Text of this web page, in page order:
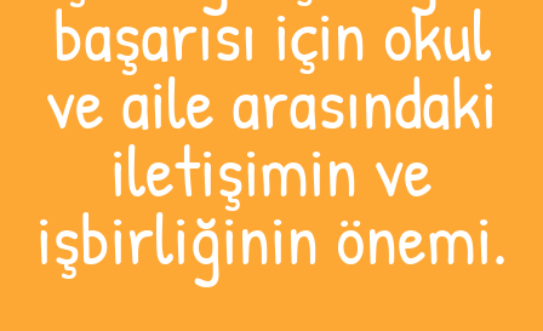
başarısı için okul
ve aile arasındaki
iletişimin ve
işbirliğinin önemi.